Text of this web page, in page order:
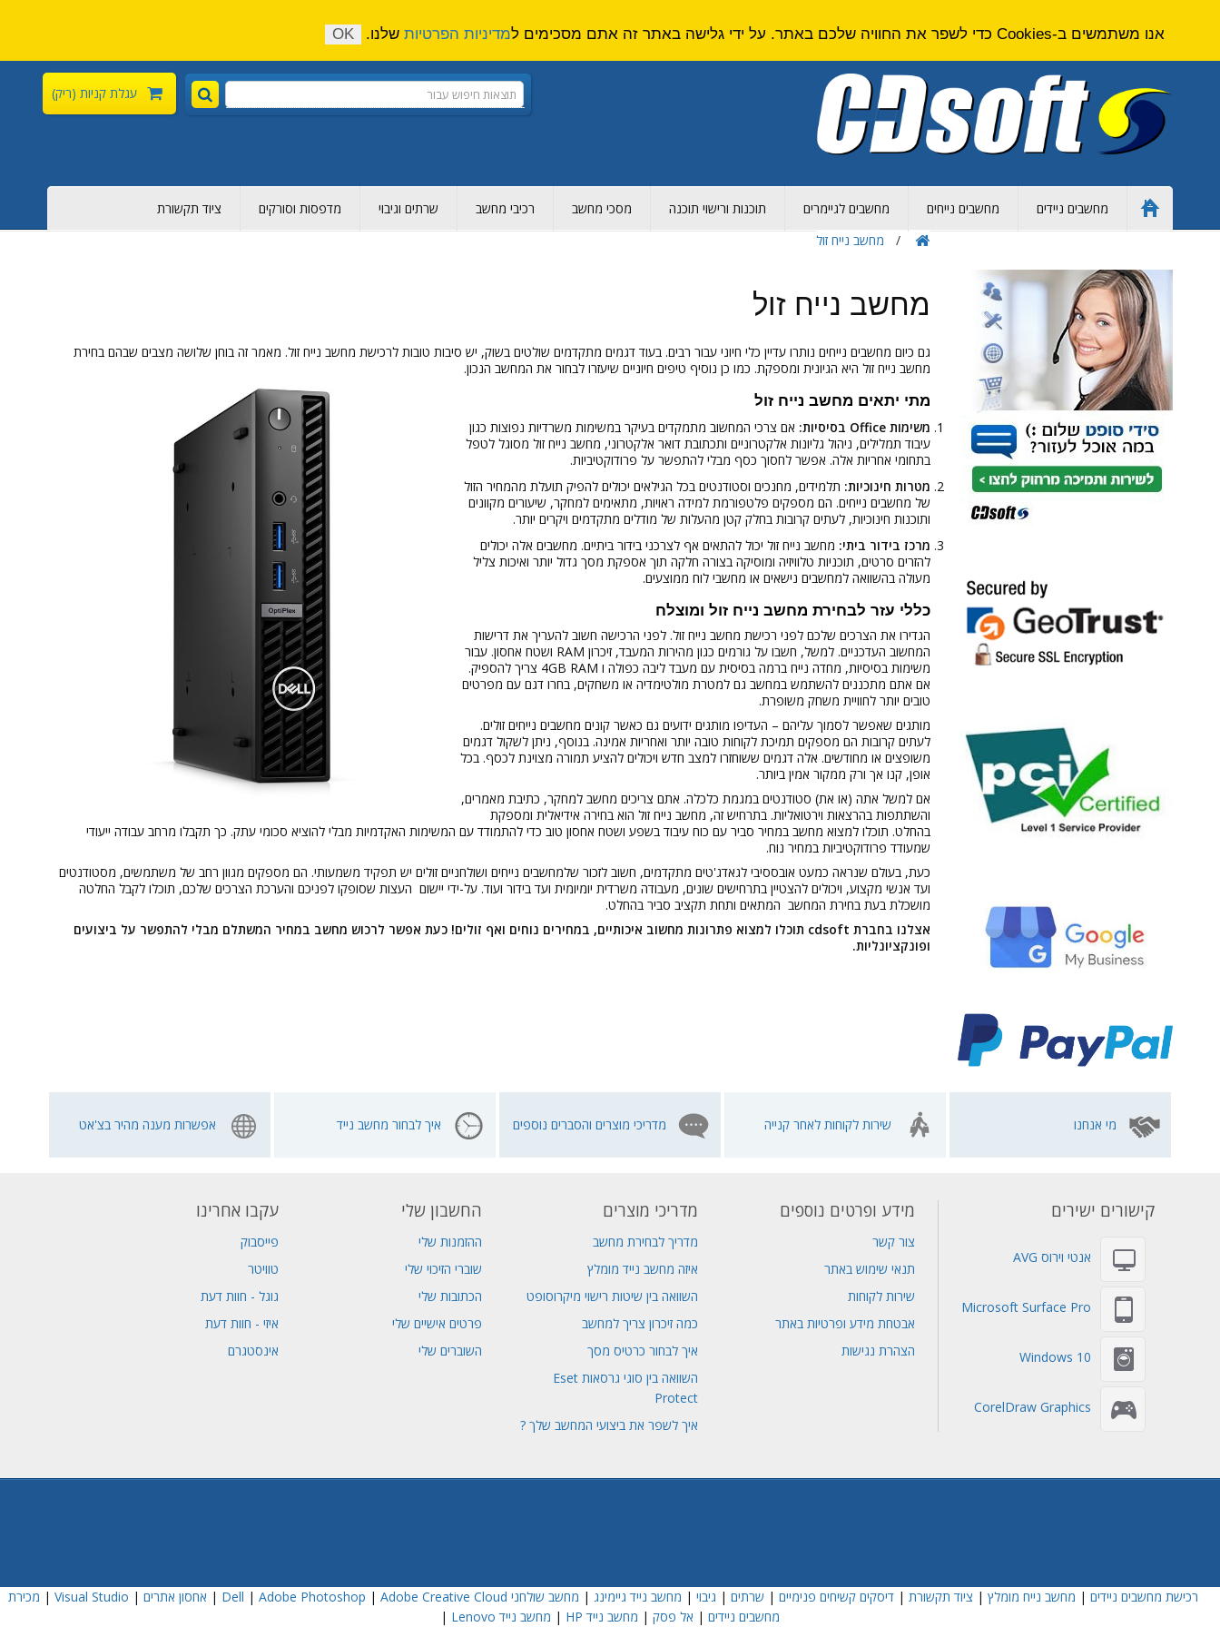
עגלת קניות (ריק)
Home
Page
מחשבים ניידים מחשבים נייחים מחשבים לגיימרים תוכנות ורישוי תוכנה מסכי מחשב רכיבי מחשב שרתים וגיבוי מדפסות וסורקים
ציוד תקשורת
מחשב נייח זול
מחשב נייח זול
גם כיום מחשבים נייחים נותרו עדיין כלי חיוני עבור רבים. בעוד דגמים מתקדמים שולטים בשוק, יש סיבות טובות לרכישת מחשב נייח זול. מאמר זה בוחן שלושה מצבים שבהם בחירת
מחשב נייח זול היא הגיונית ומספקת. כמו כן נוסיף טיפים חיוניים שיעזרו לבחור את המחשב הנכון.
מתי יתאים מחשב נייח זול
משימות Office בסיסיות:
אם צרכי המחשוב מתמקדים בעיקר במשימות משרדיות נפוצות כגון
עיבוד תמלילים, ניהול גליונות אלקטרוניים ותכתובת דואר אלקטרוני, מחשב נייח זול מסוגל לטפל
בתחומי אחריות אלה. אפשר לחסוך כסף מבלי להתפשר על פרודוקטיביות.
מטרות חינוכיות: תלמידים, מחנכים וסטודנטים בכל הגילאים יכולים להפיק תועלת מהמחיר הזול
של מחשבים נייחים. הם מספקים פלטפורמת למידה ראויות, מתאימים למחקר, שיעורים מקוונים
ותוכנות חינוכיות, לעתים קרובות בחלק קטן מהעלות של מודלים מתקדמים ויקרים יותר.
מרכז בידור ביתי: מחשב נייח זול יכול להתאים אף לצרכני בידור ביתיים. מחשבים אלה יכולים
להזרים סרטים, תוכניות טלוויזיה ומוסיקה בצורה חלקה תוך אספקת מסך גדול יותר ואיכות צליל
מעולה בהשוואה למחשבים נישאים או מחשבי לוח ממוצעים.
כללי עזר לבחירת מחשב נייח זול ומוצלח
הגדירו את הצרכים שלכם לפני רכישת מחשב נייח זול. לפני הרכישה חשוב להעריך את דרישות
המחשוב העדכניים. למשל, חשבו על גורמים כגון מהירות המעבד, זיכרון RAM ושטח אחסון. עבור
משימות בסיסיות, מחדה נייח ברמה בסיסית עם מעבד ליבה כפולה ו 4GB RAM צריך להספיק.
אם אתם מתכננים להשתמש במחשב גם למטרת מולטימדיה או משחקים, בחרו דגם עם מפרטים
טובים יותר לחוויית משחק משופרת.
מותגים שאפשר לסמוך עליהם – העדיפו מותגים ידועים גם כאשר קונים מחשבים נייחים זולים.
לעתים קרובות הם מספקים תמיכת לקוחות טובה יותר ואחריות אמינה. בנוסף, ניתן לשקול דגמים
משופצים או מחודשים. אלה דגמים ששוחזרו למצב חדש ויכולים להציע תמורה מצוינת לכסף. בכל
אופן, קנו אך ורק ממקור אמין ביותר.
אם למשל אתה (או את) סטודנטים במגמת כלכלה. אתם צריכים מחשב למחקר, כתיבת מאמרים,
והשתתפות בהרצאות וירטואליות. בתרחיש זה, מחשב נייח זול הוא בחירה אידיאלית ומספקת
בהחלט. תוכלו למצוא מחשב במחיר סביר עם כוח עיבוד בשפע ושטח אחסון טוב כדי להתמודד עם המשימות האקדמיות מבלי להוציא סכומי עתק. כך תקבלו מרחב עבודה ייעודי
שמעודד פרודוקטיביות במחיר נוח.
כעת, בעולם שנראה כמעט אובססיבי לגאדג'טים מתקדמים, חשוב לזכור שלמחשבים נייחים ושולחניים זולים יש תפקיד משמעותי. הם מספקים מגוון רחב של משתמשים, מסטודנטים
ועד אנשי מקצוע, ויכולים להצטיין בתרחישים שונים, מעבודה משרדית יומיומית ועד בידור ועוד. על-ידי יישום העצות שסופקו לפניכם והערכת הצרכים שלכם, תוכלו לקבל החלטה
מושכלת בעת בחירת המחשב המתאים ותחת תקציב סביר בהחלט.
אצלנו בחברת cdsoft תוכלו למצוא פתרונות מחשוב איכותיים, במחירים נוחים ואף זולים! כעת אפשר לרכוש מחשב במחיר המשתלם מבלי להתפשר על ביצועים
ופונקציונליות.
מי אנחנו שירות לקוחות לאחר קנייה מדריכי מוצרים והסברים נוספים איך לבחור מחשב נייד אפשרות מענה מהיר בצ'אט
קישורים ישירים
אנטי וירוס AVG
Microsoft Surface Pro
Windows 10
CorelDraw Graphics
מידע ופרטים נוספים
צור קשר
תנאי שימוש באתר
שירות לקוחות
אבטחת מידע ופרטיות באתר
הצהרת נגישות
מדריכי מוצרים
מדריך לבחירת מחשב
איזה מחשב נייד מומלץ
השוואה בין שיטות רישוי מיקרוסופט
כמה זיכרון צריך למחשב
איך לבחור כרטיס מסך
השוואה בין סוגי גרסאות Eset
Protect
איך לשפר את ביצועי המחשב שלך ?
החשבון שלי
ההזמנות שלי
שוברי הזיכוי שלי
הכתובות שלי
פרטים אישיים שלי
השוברים שלי
עקבו אחרינו
פייסבוק
טוויטר
גוגל - חוות דעת
איזי - חוות דעת
אינסטגרם
אנו משתמשים ב-Cookies כדי לשפר את החוויה שלכם באתר. על ידי גלישה באתר זה אתם מסכימים ל מדיניות הפרטיות שלנו. OK
רכישת מחשבים ניידים | מחשב נייח מומלץ | ציוד תקשורת |דיסקים קשיחים פנימיים | שרתים | גיבוי | מחשב נייד גיימינג | מחשב שולחני Dell | Adobe Photoshop | Adobe Creative Cloud
| אחסון אתרים |
Visual Studio
| מכירת
מחשבים ניידים | אל פסק | מחשב נייד HP | מחשב נייד Lenovo |